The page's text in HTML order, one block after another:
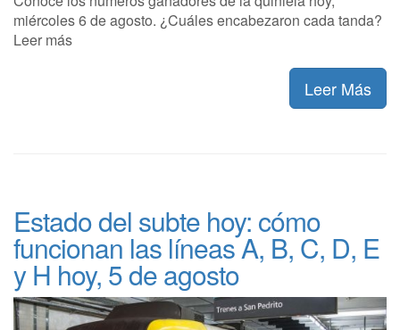
miércoles 6 de agosto. ¿Cuáles encabezaron cada tanda?
Leer más
Leer Más
Estado del subte hoy: cómo
funcionan las líneas A, B, C, D, E
y H hoy, 5 de agosto